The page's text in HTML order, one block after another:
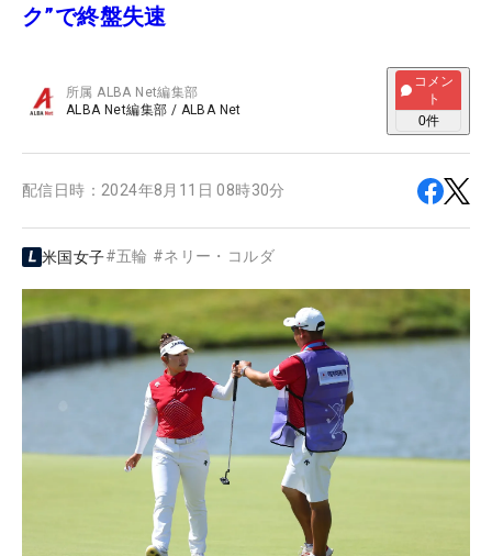
ク”で終盤失速
所属ALBA Net編集部
ALBA Net編集部 / ALBA Net
コメン
ト
0件
配信日時： 2024年8月11日 08時30分
米国女子#五輪 #ネリー・コルダ